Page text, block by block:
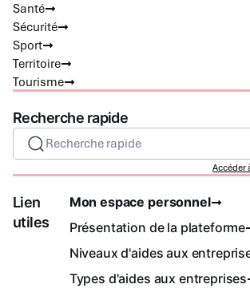
Santé
Sécurité
Sport
Territoire
Tourisme
Recherche rapide
Recherche rapide
Accéder
Lien
utiles
Mon espace personnel
Présentation de la plateforme
Niveaux d'aides aux
Types d'aides aux entreprises